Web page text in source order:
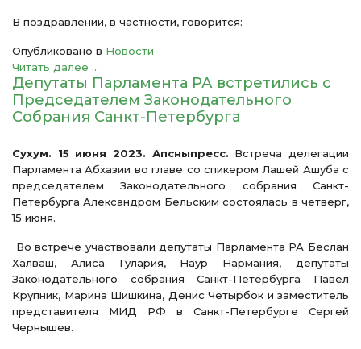
В поздравлении, в частности, говорится:
Опубликовано в Новости
Читать далее ...
Депутаты Парламента РА встретились с
Председателем Законодательного
Собрания Санкт-Петербурга
Сухум. 15 июня 2023. Апсныпресс. Встреча делегации
Парламента Абхазии во главе со спикером Лашей Ашуба с
председателем Законодательного собрания Санкт-
Петербурга Александром Бельским состоялась в четверг,
15 июня.
Во встрече участвовали депутаты Парламента РА Беслан
Халваш, Алиса Гулария, Наур Нармания, депутаты
Законодательного собрания Санкт-Петербурга Павел
Крупник, Марина Шишкина, Денис Четырбок и заместитель
представителя МИД РФ в Санкт-Петербурге Сергей
Чернышев.